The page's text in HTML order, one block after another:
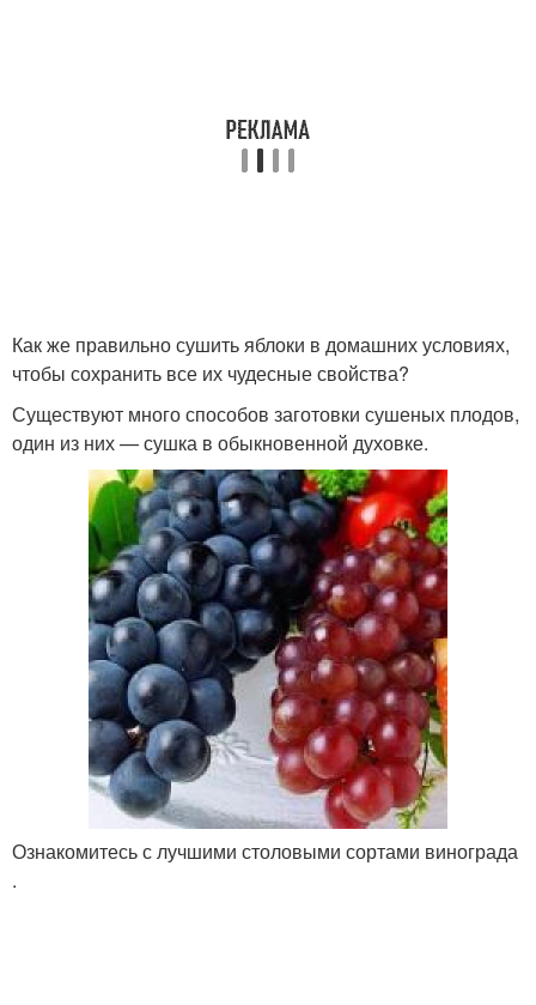
Как же правильно сушить яблоки в домашних условиях,
чтобы сохранить все их чудесные свойства?
Существуют много способов заготовки сушеных плодов,
один из них — сушка в обыкновенной духовке.
Ознакомитесь с лучшими столовыми сортами винограда
.